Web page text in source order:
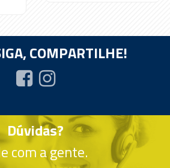
COMPARTILHE!
Dúvidas?
com a gente.